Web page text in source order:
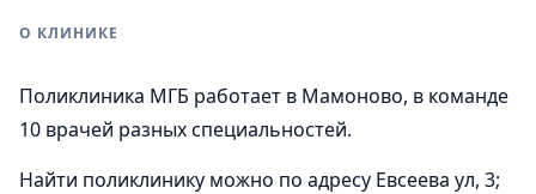
О КЛИНИКЕ
Поликлиника МГБ работает в Мамоново, в команде
10 врачей разных специальностей.
Найти поликлинику можно по адресу Евсеева ул, 3;